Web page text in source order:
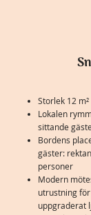
Storlek 12 m²
Lokalen
sittande
Bordens
gäster:
personer
Modern
utrustning
uppgraderat